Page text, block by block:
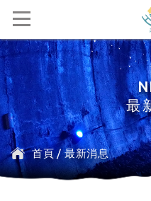
最
首頁/最新消息